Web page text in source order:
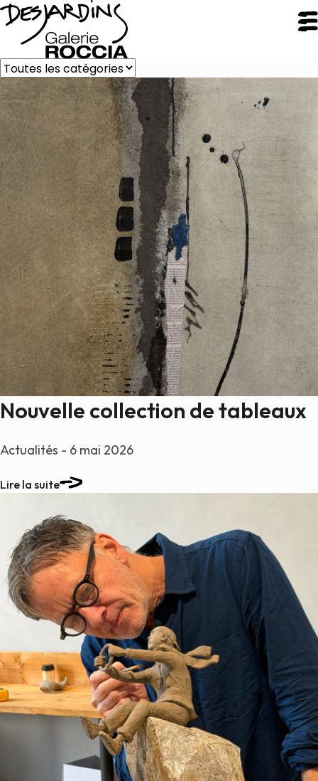
FERMER
Galerie Roccia
Desjardins
Desjardins
Démarche
Inspirations
Portfolio
Sculptures
Petits grimpeurs
Études
Sculptures monumentales
Contact
English
Nouvelle collection de tableaux
Actualités - 6 mai 2026
Lire la suite